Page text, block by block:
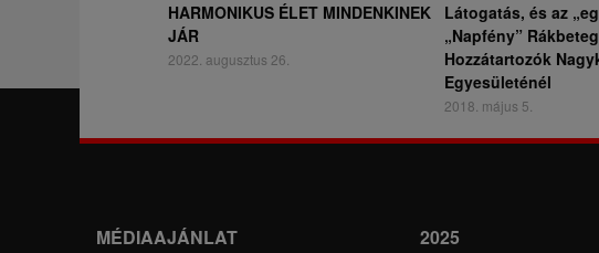
HARMONIKUS ÉLET MINDENKINEK
JÁR
2022. augusztus 26.
Látogatás, és az
„Napfény”
Hozzátartozók
Egyesületénél
2018. május 5.
MÉDIAAJÁNLAT 2025